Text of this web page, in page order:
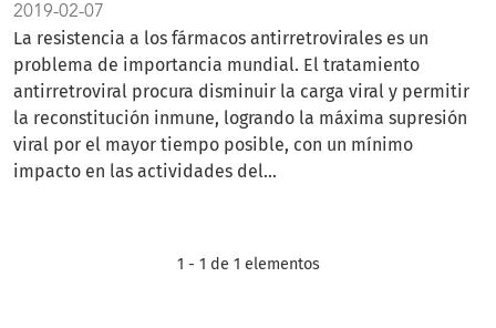
2019-02-07
La resistencia a los fármacos antirretrovirales es un
problema de importancia mundial. El tratamiento
antirretroviral procura disminuir la carga viral y permitir
la reconstitución inmune, logrando la máxima supresión
viral por el mayor tiempo posible, con un mínimo
impacto en las actividades del...
1 - 1 de 1 elementos